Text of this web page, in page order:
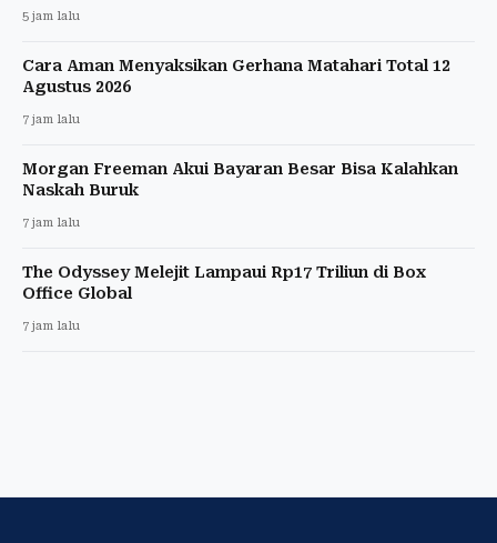
5 jam lalu
Cara Aman Menyaksikan Gerhana Matahari Total 12
Agustus 2026
7 jam lalu
Morgan Freeman Akui Bayaran Besar Bisa Kalahkan
Naskah Buruk
7 jam lalu
The Odyssey Melejit Lampaui Rp17 Triliun di Box
Office Global
7 jam lalu